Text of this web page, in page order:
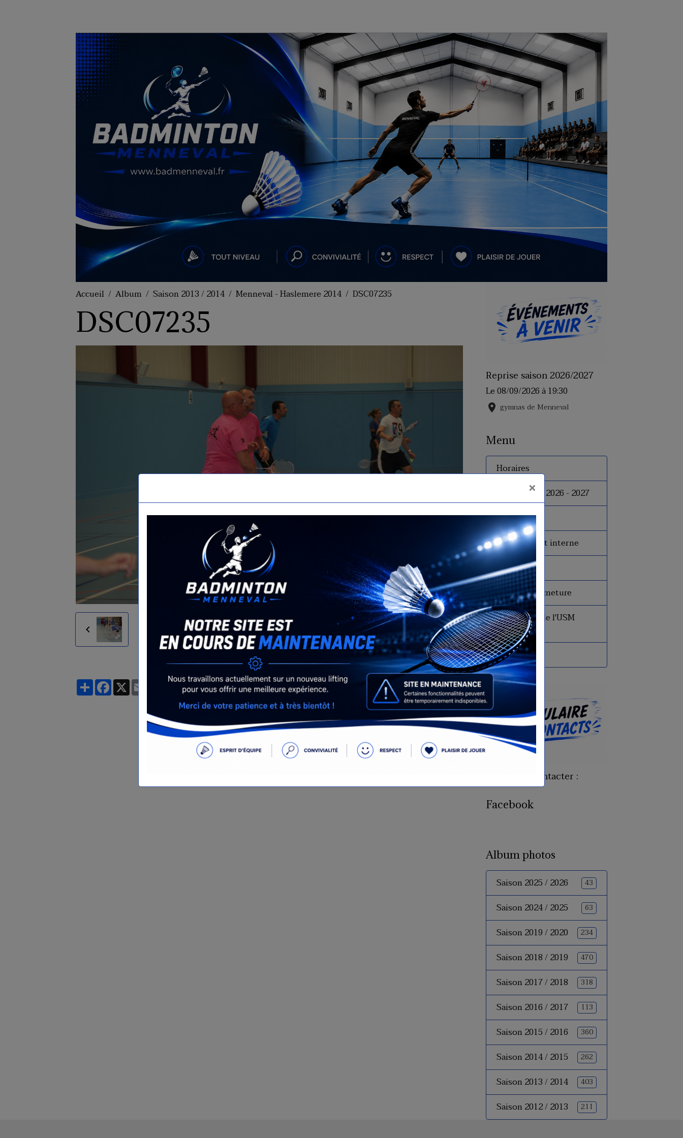
Accueil Album Saison 2013 / 2014 Menneval - Haslemere 2014 DSC07235
DSC07235
Retour
PartagerFacebook
X Email
Reprise saison 2026/2027
Le 08/09/2026à 19:30
gymnas de Menneval
Menu
Horaires
Inscriptions 2026 - 2027
Tarifs
Le règlement interne
Le bureau
Dates de fermeture
Historique de l'USM
Badminton
Presse
Pour nous contacter :
Facebook
Album photos
Saison 2025 / 2026 43
Saison 2024 / 2025 63
Saison 2019 / 2020 234
Saison 2018 / 2019 470
Saison 2017 / 2018 318
Saison 2016 / 2017 113
Saison 2015 / 2016 360
Saison 2014 / 2015 262
Saison 2013 / 2014 403
Saison 2012 / 2013 211
×